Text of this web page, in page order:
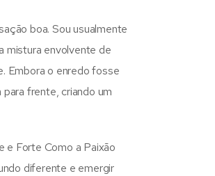
boa. Sou usualmente
mistura envolvente de
Embora o enredo fosse
frente, criando um
e Forte Como a Paixão
diferente e emergir